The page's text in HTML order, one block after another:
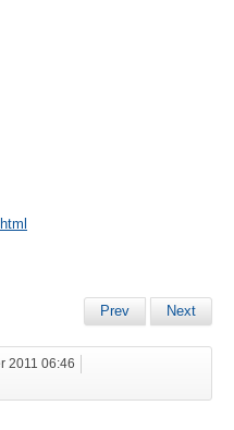
Prev Next
2011 06:46